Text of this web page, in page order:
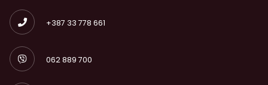
+387 33 778 661
062 889 700